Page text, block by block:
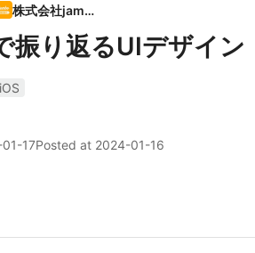
株式会社jambo
振り返るUIデザイン
iOS
17Posted at 2024-01-16